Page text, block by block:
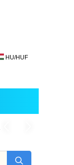
HU/HUF